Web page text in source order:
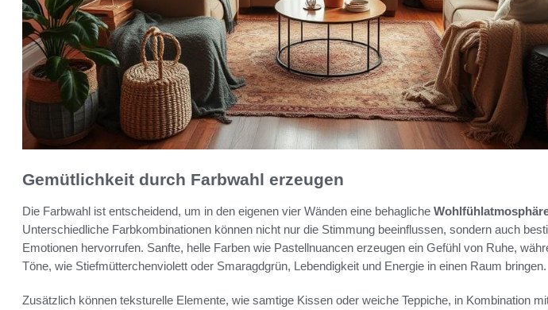
Gemütlichkeit durch Farbwahl erzeugen
Die Farbwahl ist entscheidend, um in den eigenen vier Wänden eine behagliche
Unterschiedliche Farbkombinationen können nicht nur die Stimmung beeinflussen, sondern auch
Emotionen hervorrufen. Sanfte, helle Farben wie Pastellnuancen erzeugen ein Gefühl von Ruhe,
Töne, wie Stiefmütterchenviolett oder Smaragdgrün, Lebendigkeit und Energie in einen Raum bringen.
Zusätzlich können teksturelle Elemente, wie samtige Kissen oder weiche Teppiche, in Kombination